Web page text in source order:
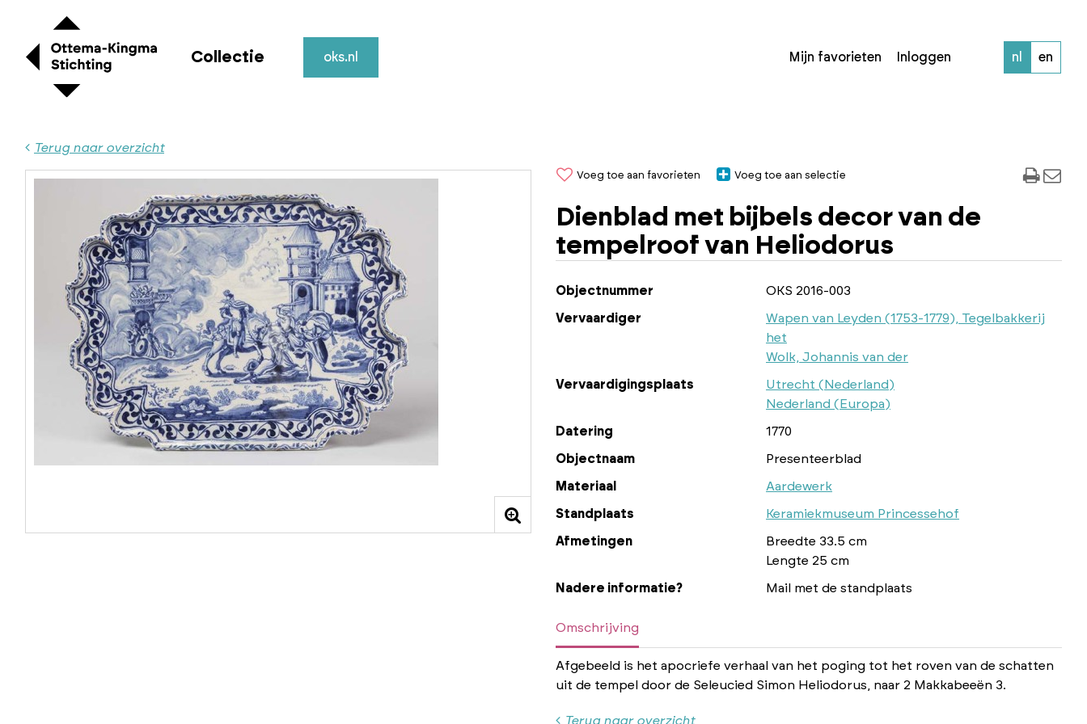
Collectie oks.nl nl en
Mijn favorieten Inloggen
Terug naar overzicht
Voeg toe aan favorieten Voeg toe aan selectie
Dienblad met bijbels decor van de
tempelroof van Heliodorus
Objectnummer OKS 2016-003
Vervaardiger
Wapen van Leyden (1753-1779), Tegelbakkerij
het
Wolk, Johannis van der
Vervaardigingsplaats
Utrecht (Nederland)
Nederland (Europa)
Datering 1770
Objectnaam Presenteerblad
Materiaal Aardewerk
Standplaats Keramiekmuseum Princessehof
Afmetingen
Breedte 33.5 cm
Lengte 25 cm
Nadere informatie? Mail met de standplaats
Omschrijving
Afgebeeld is het apocriefe verhaal van het poging tot het roven van de schatten
uit de tempel door de Seleucied Simon Heliodorus, naar 2 Makkabeeën 3.
Terug naar overzicht